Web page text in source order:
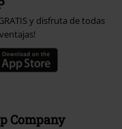
y disfruta de todas
Company